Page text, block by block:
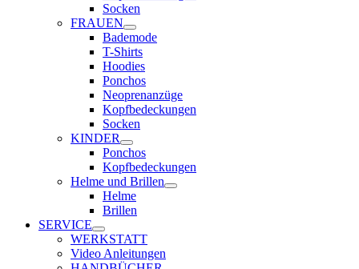
Socken
FRAUEN
Bademode
T-Shirts
Hoodies
Ponchos
Neoprenanzüge
Kopfbedeckungen
Socken
KINDER
Ponchos
Kopfbedeckungen
Helme und Brillen
Helme
Brillen
SERVICE
WERKSTATT
Video Anleitungen